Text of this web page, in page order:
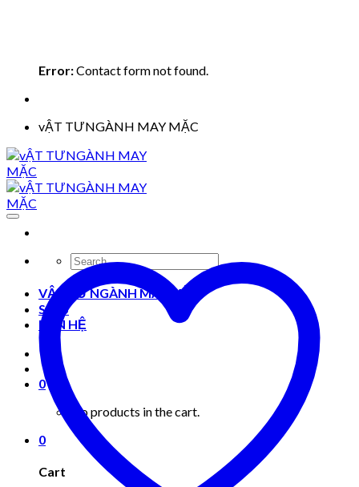
Error:Contact form not found.
vẬT TƯNGÀNH MAY MẶC
Search
for:
VẬT TƯ NGÀNH MAY MẶC
Shop
LIÊN HỆ
0
No products in the cart.
0
Cart